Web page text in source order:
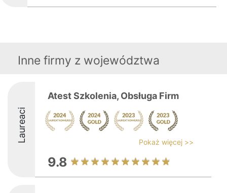
Inne firmy z województwa
Laureaci
Atest Szkolenia, Obsługa Firm
Pokaż więcej >>
9.8